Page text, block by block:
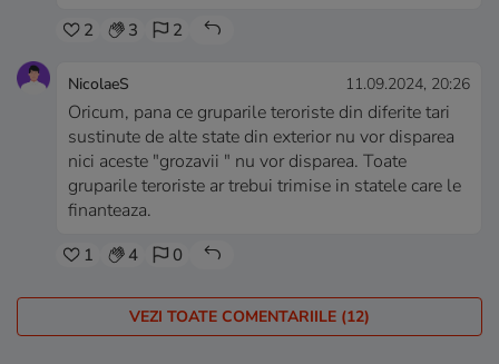
2 3 2
NicolaeS 11.09.2024, 20:26
Oricum, pana ce gruparile teroriste din diferite tari
sustinute de alte state din exterior nu vor disparea
nici aceste "grozavii " nu vor disparea. Toate
gruparile teroriste ar trebui trimise in statele care le
finanteaza.
1 4 0
VEZI TOATE COMENTARIILE (12)